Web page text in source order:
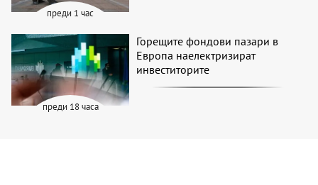
преди 1 час
преди 18 часа
Горещите фондови пазари в
Европа наелектризират
инвеститорите